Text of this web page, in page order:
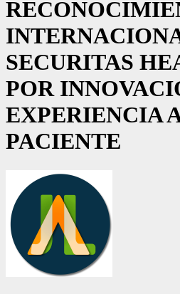
SECURITAS
POR
EXPERIENCIA
PACIENTE